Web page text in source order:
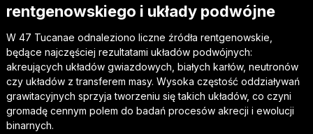
rentgenowskiego i układy podwójne
W 47 Tucanae odnaleziono liczne źródła rentgenowskie,
będące najczęściej rezultatami układów podwójnych:
akreujących układów gwiazdowych, białych karłów, neutronów
czy układów z transferem masy. Wysoka częstość oddziaływań
grawitacyjnych sprzyja tworzeniu się takich układów, co czyni
gromadę cennym polem do badań procesów akrecji i ewolucji
binarnych.